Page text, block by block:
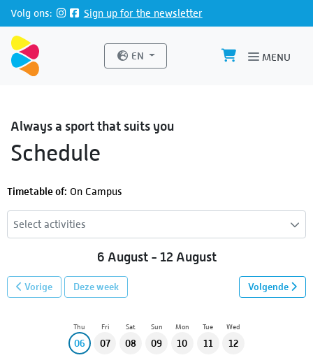
Directly to page contents
Volg ons: Sign up for the newsletter
Website language
EN MENU
Always a sport that suits you
Schedule
Timetable of: On Campus
Select activities
6 August - 12 August
Vorige Deze week Volgende
Thu
06
Fri
07
Sat
08
Sun
09
Mon
10
Tue
11
Wed
12